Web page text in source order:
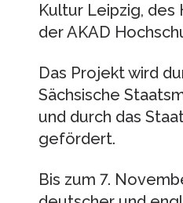
Kultur Leipzig,
der AKAD
Das Projekt wird
Sächsische
und durch das
gefördert.
Bis zum 7.